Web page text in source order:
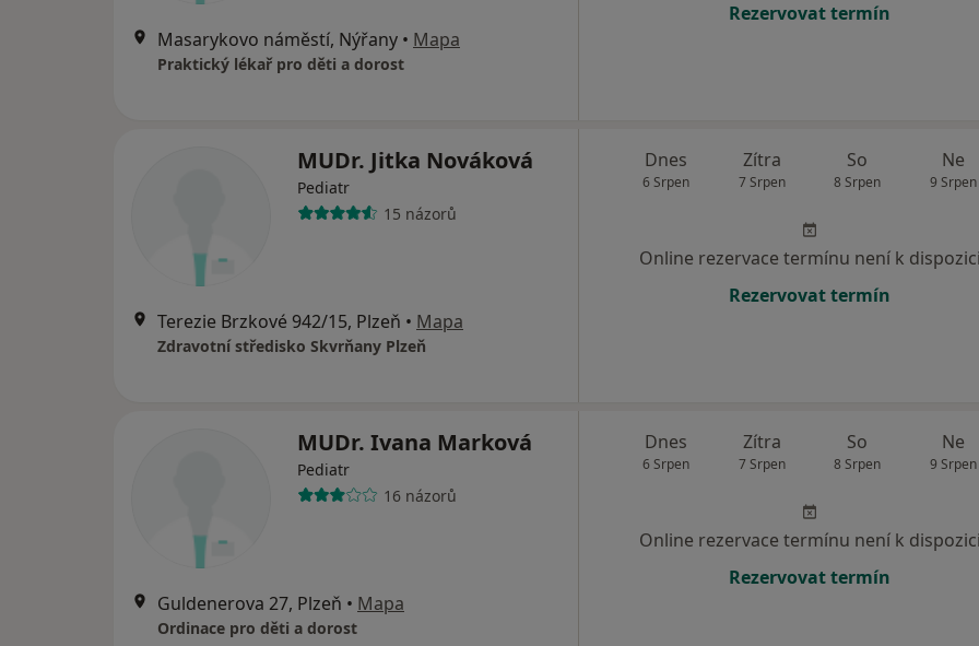
Masarykovo náměstí, Nýřany • Mapa
Praktický lékař pro děti a dorost
Rezervovat termín
MUDr. Jitka Nováková
Pediatr
15 názorů
Terezie Brzkové 942/15, Plzeň • Mapa
Zdravotní středisko Skvrňany Plzeň
Dnes
6 Srpen
Zítra
7 Srpen
So
8 Srpen
Ne
9 Srpen
Online rezervace termínu není k dispozici
Rezervovat termín
MUDr. Ivana Marková
Pediatr
16 názorů
Guldenerova 27, Plzeň • Mapa
Ordinace pro děti a dorost
Dnes
6 Srpen
Zítra
7 Srpen
So
8 Srpen
Ne
9 Srpen
Online rezervace termínu není k dispozici
Rezervovat termín